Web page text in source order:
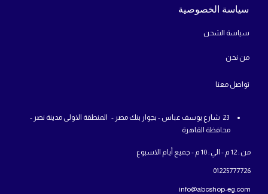
سياسة الخصوصية
سياسة الشحن
من نحن
تواص ل معنا
23 شارع يوسف عباس - بجوار بنك مصر - المنطقة الاولى مدينة نصر -
محافظة القاهرة
من : 12 م - الي : 10 م - جميع أيام الاسبوع
01225777726
info@abcshop-eg.com